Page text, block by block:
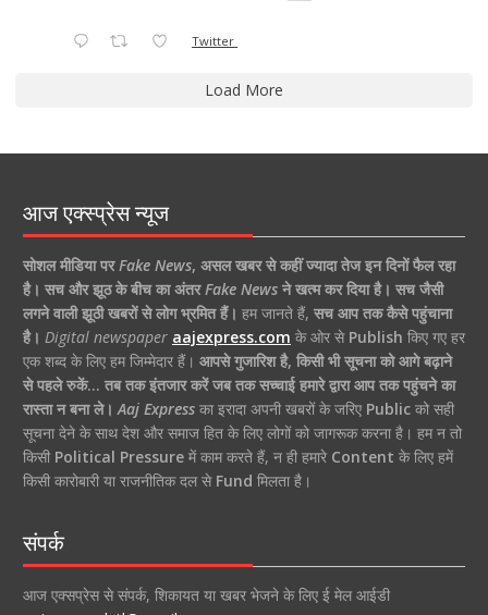
Twitter
Load More
आज एक्स्प्रेस न्यूज
सोशल मीडिया पर Fake News, असल खबर से कहीं ज्यादा तेज इन दिनों फैल रहा
है। सच और झूठ के बीच का अंतर Fake Newsने खत्म कर दिया है। सच जैसी
लगने वाली झूठी खबरों से लोग भ्रमित हैं। हम जानते हैं, सच आप तक कैसे पहुंचाना
है। Digital newspaper aajexpress.com के ओर से Publish किए गए हर
एक शब्द के लिए हम जिम्मेदार हैं। आपसे गुजारिश है, किसी भी सूचना को आगे बढ़ाने
से पहले रुकें… तब तक इंतजार करें जब तक सच्चाई हमारे द्वारा आप तक पहुंचने का
रास्ता न बना ले। Aaj Expressका इरादा अपनी खबरों के जरिए Publicको सही
सूचना देने के साथ देश और समाज हित के लिए लोगों को जागरूक करना है। हम न तो
किसी Political Pressureमें काम करते हैं, न ही हमारे Content के लिए हमें
किसी कारोबारी या राजनीतिक दल से Fund मिलता है।
संपर्क
आज एक्सप्रेस से संपर्क, शिकायत या खबर भेजने के लिए ई मेल आईडी